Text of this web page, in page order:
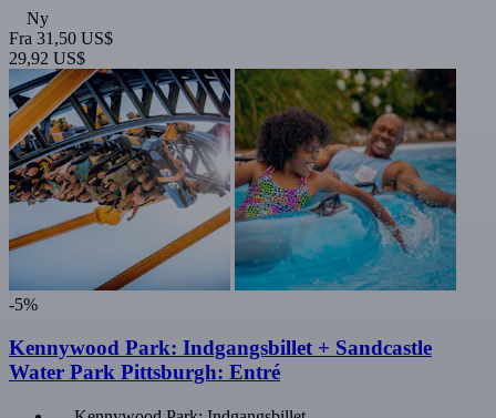
Ny
Fra 31,50 US$
29,92 US$
-5%
Kennywood Park: Indgangsbillet + Sandcastle
Water Park Pittsburgh: Entré